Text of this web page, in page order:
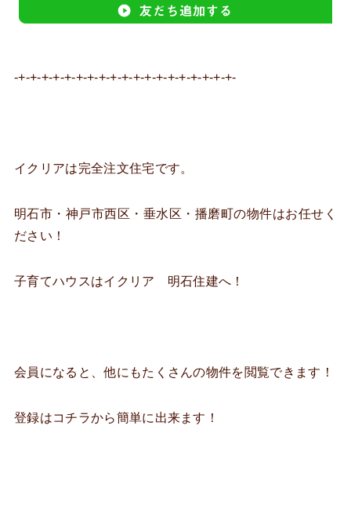
-+-+-+-+-+-+-+-+-+-+-+-+-+-+-+-+-+-+-+-
イクリアは完全注文住宅です。
明石市・神戸市西区・垂水区・播磨町の物件はお任せく
ださい！
子育てハウスはイクリア 明石住建へ！
会員になると、他にもたくさんの物件を閲覧できます！
登録はコチラから簡単に出来ます！